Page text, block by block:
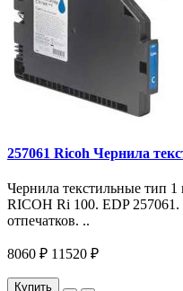
257061 Ricoh Чернила
Чернила текстильные тип
RICOH Ri 100. EDP
отпечатков. ..
8060 ₽ 11520 ₽
Купить